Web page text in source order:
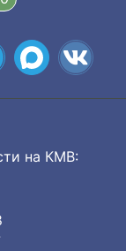
на КМВ: